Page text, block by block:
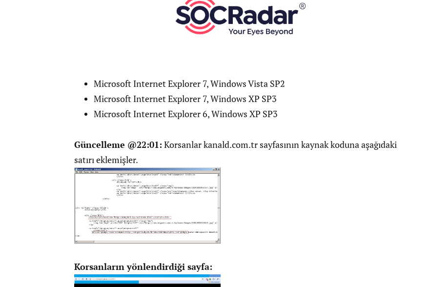
Microsoft Internet Explorer 7, Windows Vista SP2
Microsoft Internet Explorer 7, Windows XP SP3
Microsoft Internet Explorer 6, Windows XP SP3
Güncelleme @22:01: Korsanlar kanald.com.tr sayfasının kaynak koduna aşağıdaki
satırı eklemişler.
Korsanların yönlendirdiği sayfa: